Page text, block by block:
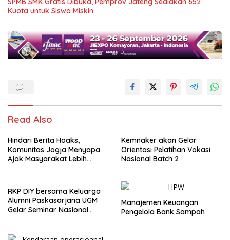
Kuota untuk Siswa Miskin
Read Also
Hindari Berita Hoaks,
Komunitas Jogja Menyapa
Ajak Masyarakat Lebih
Kemnaker akan Gelar
Orientasi Pelatihan Vokasi
Nasional Batch 2
RKP DIY bersama Keluarga
Alumni Paskasarjana UGM
Gelar Seminar Nasional
Manajemen Keuangan
Pengelola Bank Sampah